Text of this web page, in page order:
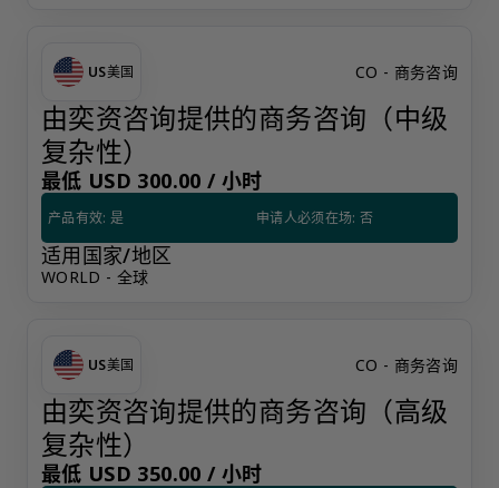
US美国 CO - 商务咨询
由奕资咨询提供的商务咨询（中级
复杂性）
最低 USD 300.00 / 小时
产品有效: 是 申请人必须在场: 否
适用国家/地区
WORLD - 全球
US美国 CO - 商务咨询
由奕资咨询提供的商务咨询（高级
复杂性）
最低 USD 350.00 / 小时